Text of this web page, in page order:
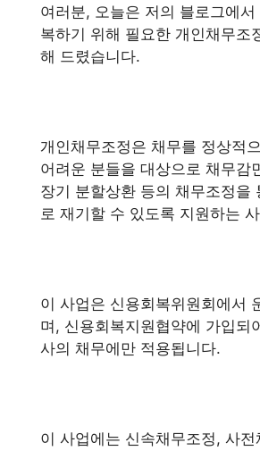
여러분, 오늘은 저의 블로그에서
복하기 위해 필요한 개인채무조
해 드렸습니다.
개인채무조정은 채무를 정상적
어려운 분들을 대상으로 채무감
장기 분할상환 등의 채무조정을
로 재기할 수 있도록 지원하는
이 사업은 신용회복위원회에서
며, 신용회복지원협약에 가입되
사의 채무에만 적용됩니다.
이 사업에는 신속채무조정, 사